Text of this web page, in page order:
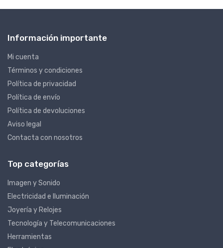
Información importante
Mi cuenta
Términos y condiciones
Política de privacidad
Política de envío
Política de devoluciones
Aviso legal
Contacta con nosotros
Top categorías
Imagen y Sonido
Electricidad e Iluminación
Joyería y Relojes
Tecnología y Telecomunicaciones
Herramientas